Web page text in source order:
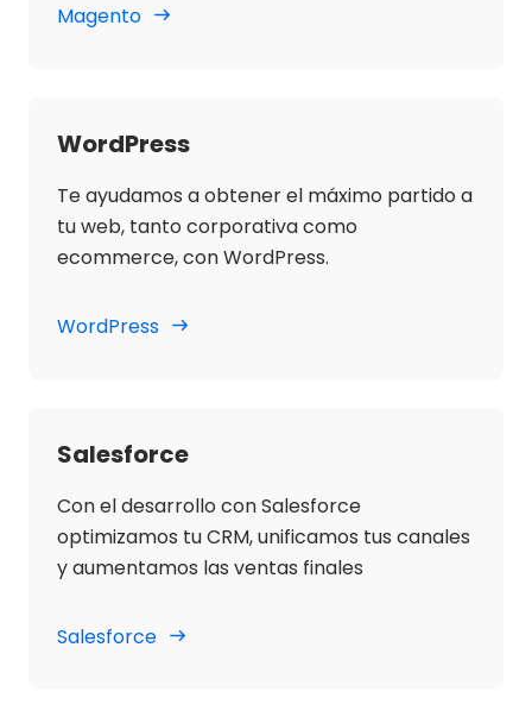
Magento
WordPress
Te ayudamos a obtener el máximo partido a
tu web, tanto corporativa como
ecommerce, con WordPress.
WordPress
Salesforce
Con el desarrollo con Salesforce
optimizamos tu CRM, unificamos tus canales
y aumentamos las ventas finales
Salesforce